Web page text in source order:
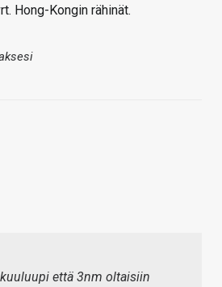
Hong-Kongin rähinät.
että 3nm oltaisiin